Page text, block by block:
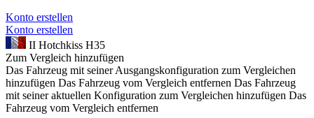
Konto erstellen
Konto erstellen
II Hotchkiss H35
Zum Vergleich hinzufügen
Das Fahrzeug mit seiner Ausgangskonfiguration zum Vergleichen
hinzufügen Das Fahrzeug vom Vergleich entfernen Das Fahrzeug
mit seiner aktuellen Konfiguration zum Vergleichen hinzufügen Das
Fahrzeug vom Vergleich entfernen